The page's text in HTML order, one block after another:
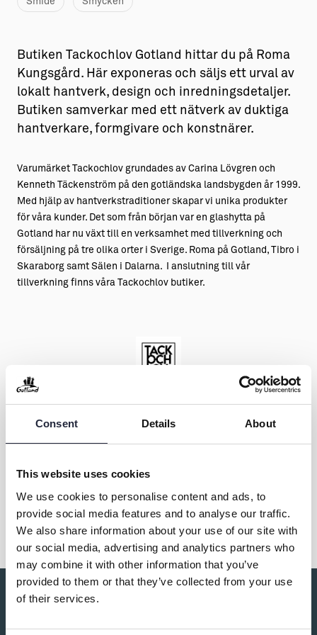
Consent Details About
This website uses cookies
We use cookies to personalise content and ads, to
provide social media features and to analyse our traffic.
We also share information about your use of our site with
our social media, advertising and analytics partners who
may combine it with other information that you’ve
provided to them or that they’ve collected from your use
of their services.
Butiken Tackochlov Gotland hittar du på Roma
Kungsgård. Här exponeras och säljs ett urval av
lokalt hantverk, design och inredningsdetaljer.
Butiken samverkar med ett nätverk av duktiga
hantverkare, formgivare och konstnärer.
Varumärket Tackochlov grundades av Carina Lövgren och
Kenneth Täckenström på den gotländska landsbygden år 1999.
Med hjälp av hantverkstraditioner skapar vi unika produkter
för våra kunder. Det som från början var en glashytta på
Gotland har nu växt till en verksamhet med tillverkning och
försäljning på tre olika orter i Sverige. Roma på Gotland, Tibro i
Skaraborg samt Sälen i Dalarna. I anslutning till vår
tillverkning finns våra Tackochlov butiker.
Kontakt & öppettider
Dela
Du kanske också är intresserad av: